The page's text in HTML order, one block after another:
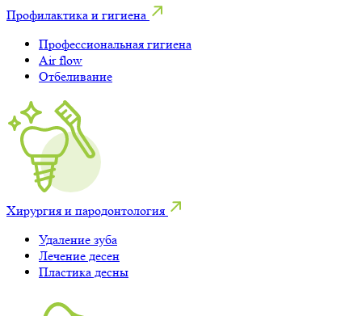
Профилактика и гигиена
Профессиональная гигиена
Air flow
Отбеливание
Хирургия и пародонтология
Удаление зуба
Лечение десен
Пластика десны